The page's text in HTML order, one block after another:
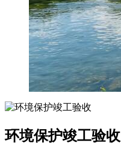
环境保护竣工验收